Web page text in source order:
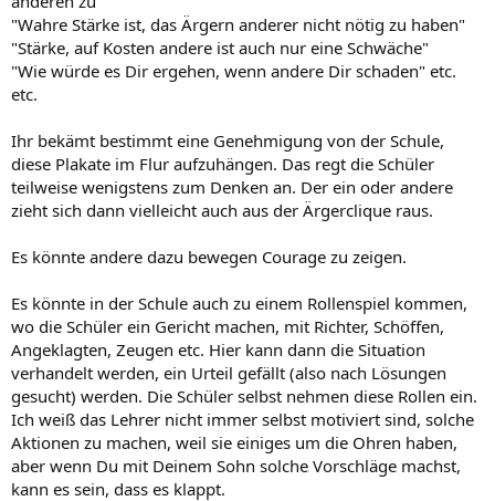
"Wahre Stärke ist, das Ärgern anderer nicht nötig zu haben"
"Stärke, auf Kosten andere ist auch nur eine Schwäche"
"Wie würde es Dir ergehen, wenn andere Dir schaden" etc.
etc.
Ihr bekämt bestimmt eine Genehmigung von der Schule,
diese Plakate im Flur aufzuhängen. Das regt die Schüler
teilweise wenigstens zum Denken an. Der ein oder andere
zieht sich dann vielleicht auch aus der Ärgerclique raus.
Es könnte andere dazu bewegen Courage zu zeigen.
Es könnte in der Schule auch zu einem Rollenspiel kommen,
wo die Schüler ein Gericht machen, mit Richter, Schöffen,
Angeklagten, Zeugen etc. Hier kann dann die Situation
verhandelt werden, ein Urteil gefällt (also nach Lösungen
gesucht) werden. Die Schüler selbst nehmen diese Rollen ein.
Ich weiß das Lehrer nicht immer selbst motiviert sind, solche
Aktionen zu machen, weil sie einiges um die Ohren haben,
aber wenn Du mit Deinem Sohn solche Vorschläge machst,
kann es sein, dass es klappt.